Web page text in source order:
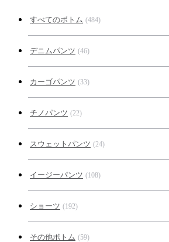
すべてのボトム (484)
デニムパンツ (46)
カーゴパンツ (33)
チノパンツ (22)
スウェットパンツ (24)
イージーパンツ (108)
ショーツ (192)
その他ボトム (59)